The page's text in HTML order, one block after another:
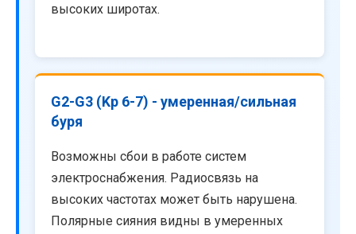
высоких широтах.
G2-G3 (Kp 6-7) - умеренная/сильная
буря
Возможны сбои в работе систем
электроснабжения. Радиосвязь на
высоких частотах может быть нарушена.
Полярные сияния видны в умеренных